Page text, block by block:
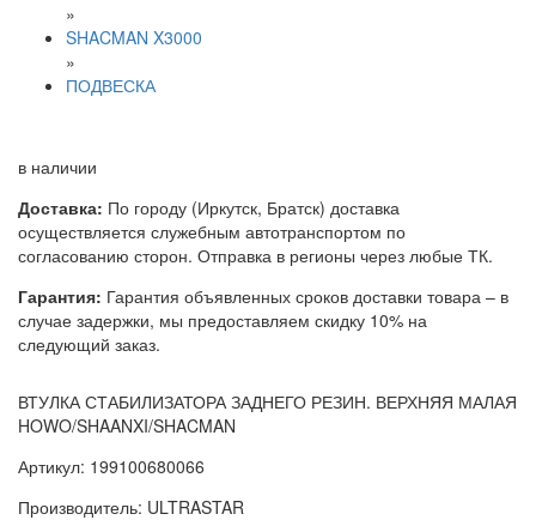
»
SHACMAN X3000
»
ПОДВЕСКА
в наличии
Доставка: По городу (Иркутск, Братск) доставка
осуществляется служебным автотранспортом по
согласованию сторон. Отправка в регионы через любые ТК.
Гарантия: Гарантия объявленных сроков доставки товара – в
случае задержки, мы предоставляем скидку 10% на
следующий заказ.
ВТУЛКА СТАБИЛИЗАТОРА ЗАДНЕГО РЕЗИН. ВЕРХНЯЯ МАЛАЯ
HOWO/SHAANXI/SHACMAN
Артикул: 199100680066
Производитель: ULTRASTAR